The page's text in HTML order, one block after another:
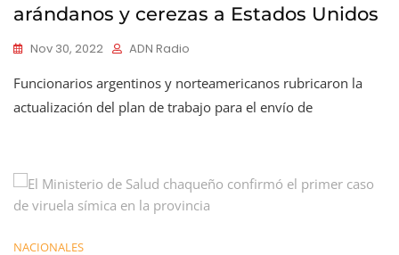
arándanos y cerezas a Estados Unidos
Nov 30, 2022 ADN Radio
Funcionarios argentinos y norteamericanos rubricaron la
actualización del plan de trabajo para el envío de
NACIONALES